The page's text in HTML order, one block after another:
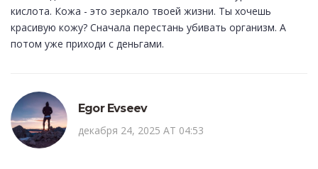
кислота. Кожа - это зеркало твоей жизни. Ты хочешь
красивую кожу? Сначала перестань убивать организм. А
потом уже приходи с деньгами.
Egor Evseev
декабря 24, 2025 AT 04:53